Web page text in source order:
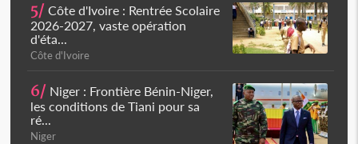
5/ Côte d'Ivoire : Rentrée Scolaire
2026-2027, vaste opération
d'éta...
Côte d'Ivoire
6/ Niger : Frontière Bénin-Niger,
les conditions de Tiani pour sa
ré...
Niger